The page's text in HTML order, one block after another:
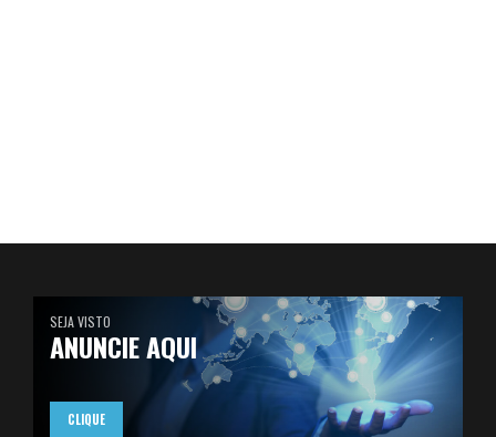
SEJA VISTO
ANUNCIE AQUI
CLIQUE